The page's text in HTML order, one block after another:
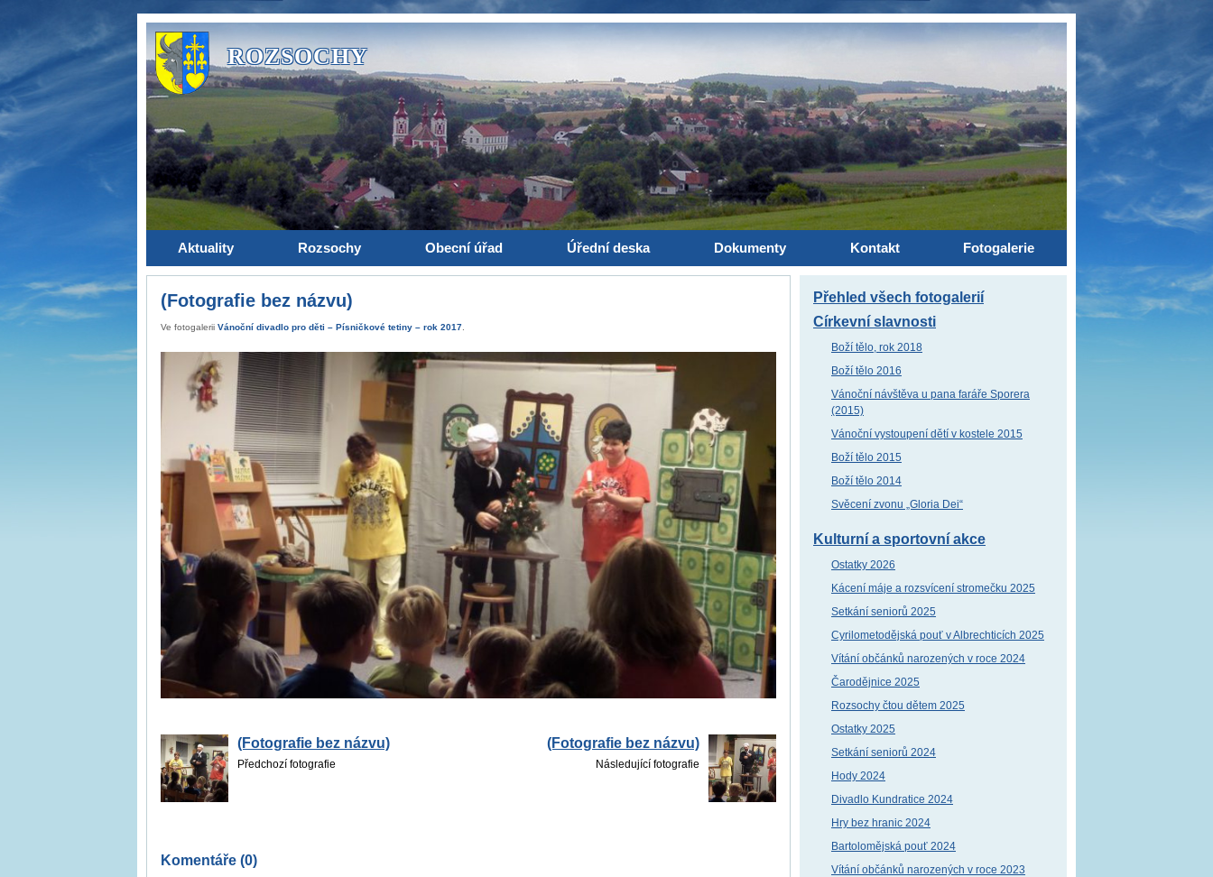
ROZSOCHY
Aktuality Rozsochy Obecní úřad Úřední deska Dokumenty Kontakt Fotogalerie
(Fotografie bez názvu)
Ve fotogalerii Vánoční divadlo pro děti – Písničkové tetiny – rok 2017
(Fotografie bez názvu)
Předchozí fotografie
(Fotografie bez názvu)
Následující fotografie
Komentáře (0)
Přehled všech fotogalerií
Církevní slavnosti
Boží tělo, rok 2018
Boží tělo 2016
Vánoční návštěva u pana faráře Sporera
(2015)
Vánoční vystoupení dětí v kostele 2015
Boží tělo 2015
Boží tělo 2014
Svěcení zvonu „Gloria Dei“
Kulturní a sportovní akce
Ostatky 2026
Kácení máje a rozsvícení stromečku 2025
Setkání seniorů 2025
Cyrilometodějská pouť v Albrechticích 2025
Vítání občánků narozených v roce 2024
Čarodějnice 2025
Rozsochy čtou dětem 2025
Ostatky 2025
Setkání seniorů 2024
Hody 2024
Divadlo Kundratice 2024
Hry bez hranic 2024
Bartolomějská pouť 2024
Vítání občánků narozených v roce 2023